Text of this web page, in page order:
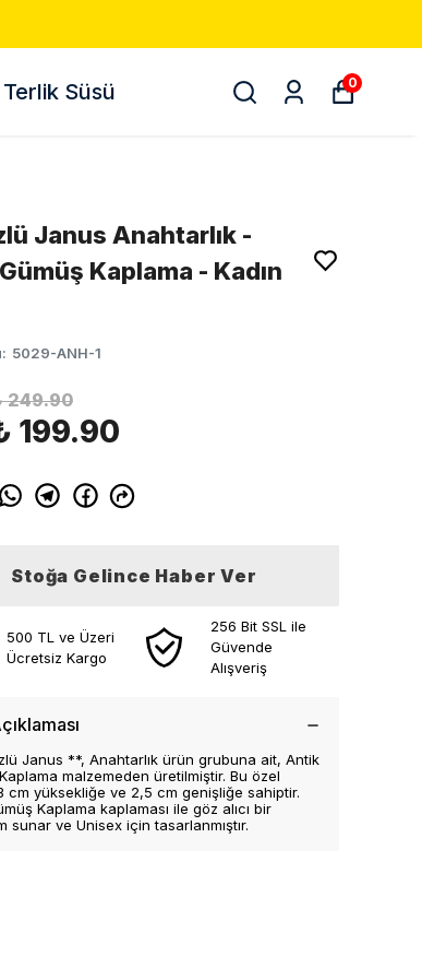
Terlik Süsü 0
Janus Anahtarlık -
Kaplama - Kadın
: 5029-ANH-1
249.90
199.90
Stoğa Gelince Haber Ver
500 TL ve Üzeri
Ücretsiz Kargo
256 Bit SSL ile
Güvende
Alışveriş
Janus **, Anahtarlık ürün grubuna ait, Antik
malzemeden üretilmiştir. Bu özel
cm yüksekliğe ve 2,5 cm genişliğe sahiptir.
Kaplama kaplaması ile göz alıcı bir
sunar ve Unisex için tasarlanmıştır.